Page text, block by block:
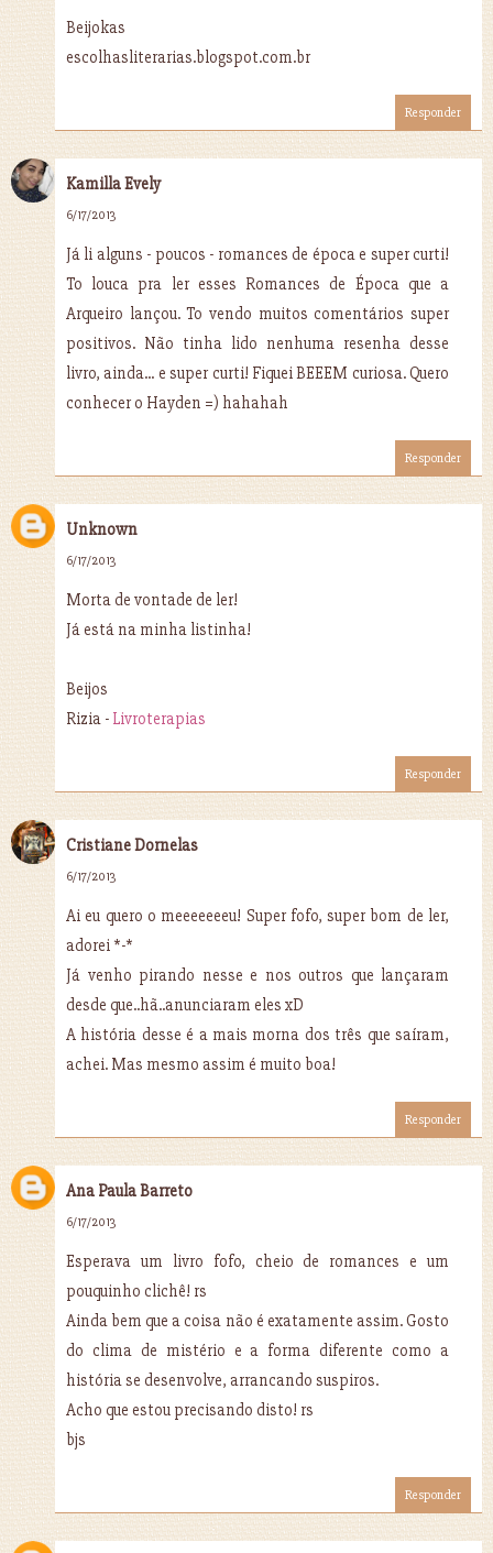
Beijokas
escolhasliterarias.blogspot.com.br
Responder
Kamilla Evely
6/17/2013
Já li alguns - poucos - romances de época e super curti!
To louca pra ler esses Romances de Época que a
Arqueiro lançou. To vendo muitos comentários super
positivos. Não tinha lido nenhuma resenha desse
livro, ainda... e super curti! Fiquei BEEEM curiosa. Quero
conhecer o Hayden =) hahahah
Responder
Unknown
6/17/2013
Morta de vontade de ler!
Já está na minha listinha!
Beijos
Rizia - Livroterapias
Responder
Cristiane Dornelas
6/17/2013
Ai eu quero o meeeeeeeu! Super fofo, super bom de ler,
adorei *-*
Já venho pirando nesse e nos outros que lançaram
desde que..hã..anunciaram eles xD
A história desse é a mais morna dos três que saíram,
achei. Mas mesmo assim é muito boa!
Responder
Ana Paula Barreto
6/17/2013
Esperava um livro fofo, cheio de romances e um
pouquinho clichê! rs
Ainda bem que a coisa não é exatamente assim. Gosto
do clima de mistério e a forma diferente como a
história se desenvolve, arrancando suspiros.
Acho que estou precisando disto! rs
bjs
Responder